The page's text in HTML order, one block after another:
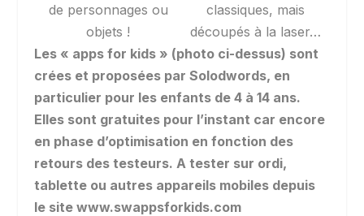
de personnages ou
objets !
classiques, mais
découpés à la laser…
Les « apps for kids » (photo ci-dessus) sont
crées et proposées par Solodwords, en
particulier pour les enfants de 4 à 14 ans.
Elles sont gratuites pour l’instant car encore
en phase d’optimisation en fonction des
retours des testeurs. A tester sur ordi,
tablette ou autres appareils mobiles depuis
le site www.swappsforkids.com